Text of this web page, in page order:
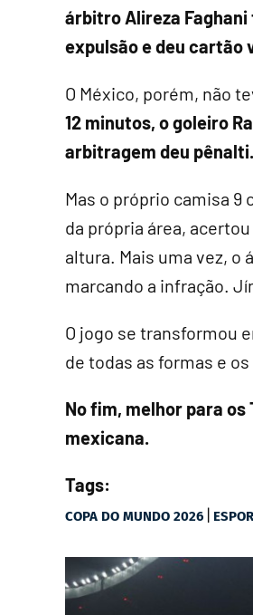
árbitro Alireza Faghani
expulsão e deu cartão
O México, porém, não
12 minutos, o goleiro
arbitragem deu
Mas o próprio camisa
da própria área,
altura. Mais uma vez, o
marcando a infração.
O jogo se transformou
de todas as formas e
No fim, melhor para
mexicana.
Tags:
COPA DO MUNDO 2026 |